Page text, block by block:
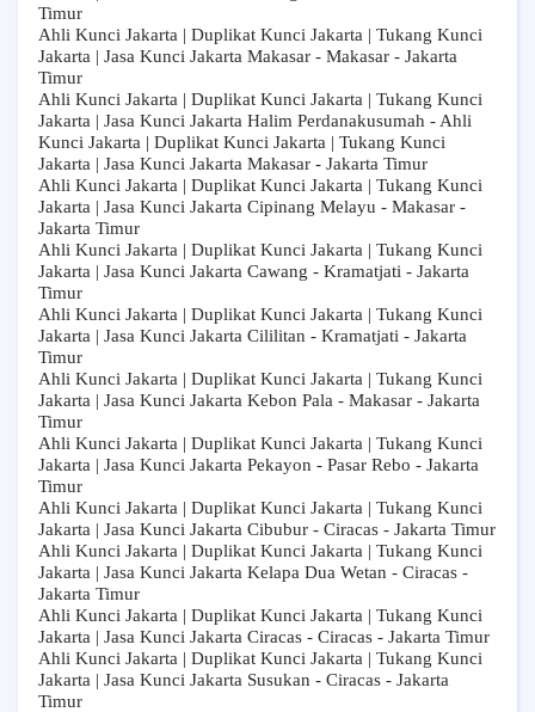
Timur
Ahli Kunci Jakarta | Duplikat Kunci Jakarta | Tukang Kunci
Jakarta | Jasa Kunci Jakarta Makasar - Makasar - Jakarta
Timur
Ahli Kunci Jakarta | Duplikat Kunci Jakarta | Tukang Kunci
Jakarta | Jasa Kunci Jakarta Halim Perdanakusumah - Ahli
Kunci Jakarta | Duplikat Kunci Jakarta | Tukang Kunci
Jakarta | Jasa Kunci Jakarta Makasar - Jakarta Timur
Ahli Kunci Jakarta | Duplikat Kunci Jakarta | Tukang Kunci
Jakarta | Jasa Kunci Jakarta Cipinang Melayu - Makasar -
Jakarta Timur
Ahli Kunci Jakarta | Duplikat Kunci Jakarta | Tukang Kunci
Jakarta | Jasa Kunci Jakarta Cawang - Kramatjati - Jakarta
Timur
Ahli Kunci Jakarta | Duplikat Kunci Jakarta | Tukang Kunci
Jakarta | Jasa Kunci Jakarta Cililitan - Kramatjati - Jakarta
Timur
Ahli Kunci Jakarta | Duplikat Kunci Jakarta | Tukang Kunci
Jakarta | Jasa Kunci Jakarta Kebon Pala - Makasar - Jakarta
Timur
Ahli Kunci Jakarta | Duplikat Kunci Jakarta | Tukang Kunci
Jakarta | Jasa Kunci Jakarta Pekayon - Pasar Rebo - Jakarta
Timur
Ahli Kunci Jakarta | Duplikat Kunci Jakarta | Tukang Kunci
Jakarta | Jasa Kunci Jakarta Cibubur - Ciracas - Jakarta Timur
Ahli Kunci Jakarta | Duplikat Kunci Jakarta | Tukang Kunci
Jakarta | Jasa Kunci Jakarta Kelapa Dua Wetan - Ciracas -
Jakarta Timur
Ahli Kunci Jakarta | Duplikat Kunci Jakarta | Tukang Kunci
Jakarta | Jasa Kunci Jakarta Ciracas - Ciracas - Jakarta Timur
Ahli Kunci Jakarta | Duplikat Kunci Jakarta | Tukang Kunci
Jakarta | Jasa Kunci Jakarta Susukan - Ciracas - Jakarta
Timur